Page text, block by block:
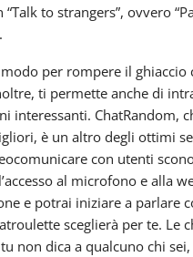
“Talk to strangers”, ovvero
per rompere il ghiaccio
ti permette anche di
interessanti. ChatRandom,
è un altro degli ottimi
con utenti
al microfono e alla
e potrai iniziare a parlare
sceglierà per te. Le
non dica a qualcuno chi